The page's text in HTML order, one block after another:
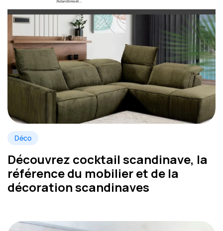
Déco
Découvrez cocktail scandinave, la
référence du mobilier et de la
décoration scandinaves